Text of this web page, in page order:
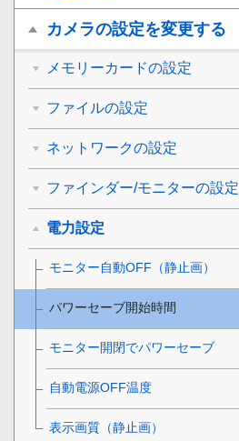
カメラの設定を変更する
メモリーカードの設定
ファイルの設定
ネットワークの設定
ファインダー/モニターの設定
電力設定
モニター自動OFF （静止画）
パワーセーブ開始時間
モニター開閉でパワーセーブ
自動電源OFF温度
表示画質 （静止画）